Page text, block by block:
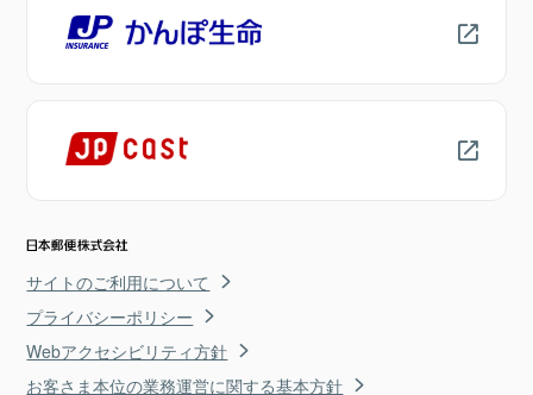
サイトのご利用について
プライバシーポリシー
Webアクセシビリティ方針
お客さま本位の業務運営に関する基本方針